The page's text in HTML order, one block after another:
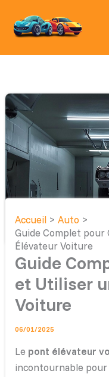
contenu
Accueil
Auto
Guide Complet
Élévateur Voiture
Guide
et Utiliser
Voiture
06/01/2025
Le pont élévateur
incontournable